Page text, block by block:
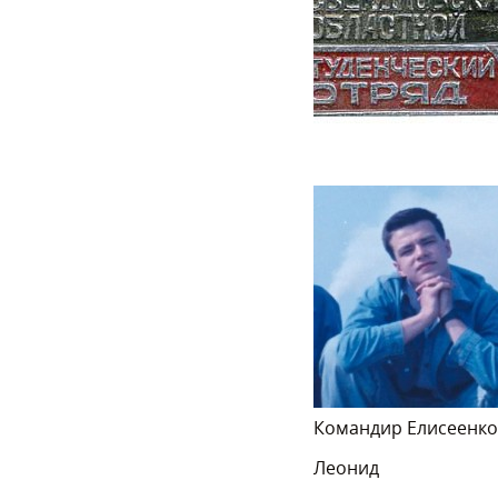
Командир Елисеенко
Леонид